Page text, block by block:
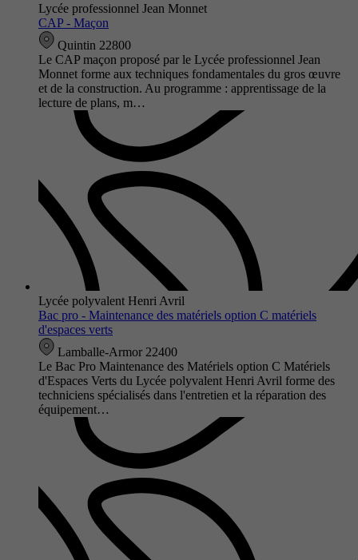
Lycée professionnel Jean Monnet
CAP - Maçon
Quintin 22800
Le CAP maçon proposé par le Lycée professionnel Jean
Monnet forme aux techniques fondamentales du gros œuvre
et de la construction. Au programme : apprentissage de la
lecture de plans, m…
Lycée polyvalent Henri Avril
Bac pro - Maintenance des matériels option C matériels
d'espaces verts
Lamballe-Armor 22400
Le Bac Pro Maintenance des Matériels option C Matériels
d'Espaces Verts du Lycée polyvalent Henri Avril forme des
techniciens spécialisés dans l'entretien et la réparation des
équipement…